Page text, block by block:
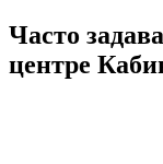
Часто
центре